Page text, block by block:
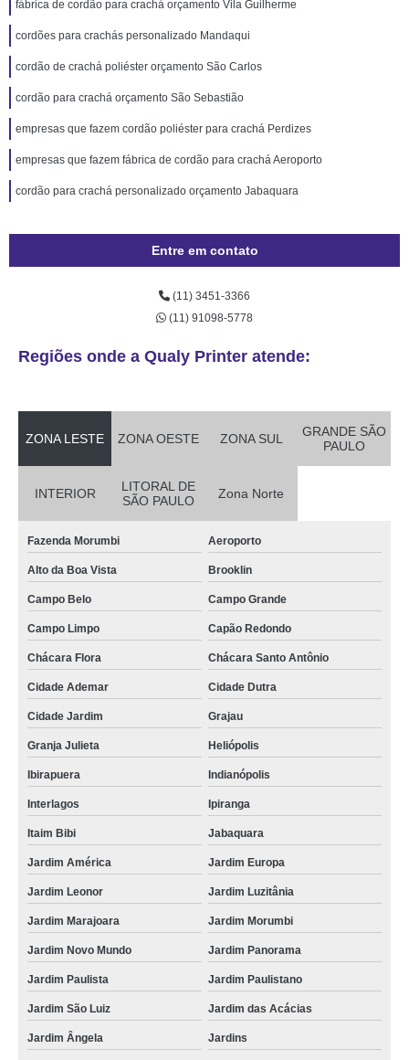
fábrica de cordão para crachá orçamento Vila Guilherme
cordões para crachás personalizado Mandaqui
cordão de crachá poliéster orçamento São Carlos
cordão para crachá orçamento São Sebastião
empresas que fazem cordão poliéster para crachá Perdizes
empresas que fazem fábrica de cordão para crachá Aeroporto
cordão para crachá personalizado orçamento Jabaquara
Entre em contato
(11) 3451-3366
(11) 91098-5778
Regiões onde a Qualy Printer atende:
ZONA LESTE ZONA OESTE ZONA SUL
GRANDE SÃO
PAULO
INTERIOR
LITORAL DE
SÃO PAULO
Zona Norte
Fazenda Morumbi Aeroporto
Alto da Boa Vista Brooklin
Campo Belo Campo Grande
Campo Limpo Capão Redondo
Chácara Flora Chácara Santo Antônio
Cidade Ademar Cidade Dutra
Cidade Jardim Grajau
Granja Julieta Heliópolis
Ibirapuera Indianópolis
Interlagos Ipiranga
Itaim Bibi Jabaquara
Jardim América Jardim Europa
Jardim Leonor Jardim Luzitânia
Jardim Marajoara Jardim Morumbi
Jardim Novo Mundo Jardim Panorama
Jardim Paulista Jardim Paulistano
Jardim São Luiz Jardim das Acácias
Jardim Ângela Jardins